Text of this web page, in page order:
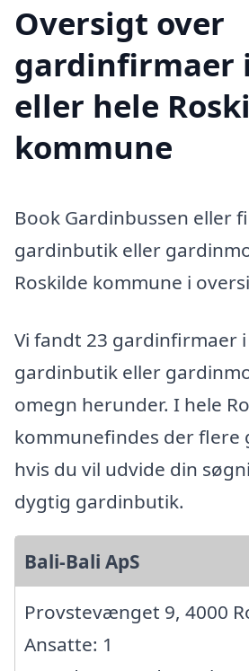
Oversigt over
gardinfirmaer
eller hele
kommune
Book Gardinbussen eller
gardinbutik eller
Roskilde kommune i
Vi fandt 23 gardinfirmaer i
gardinbutik eller
omegn herunder. I hele
kommunefindes der flere
hvis du vil udvide din
dygtig gardinbutik.
Bali-Bali ApS
Provstevænget 9, 4000
Ansatte: 1